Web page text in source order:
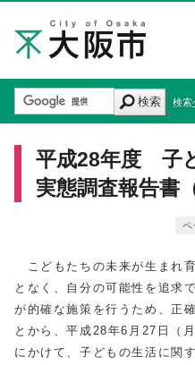
検索 検索
平成28年度 子
実態調査報告書
こどもたちの未来が生まれ
となく、自分の可能性を追求
が的確な施策を行うため、正
とから、平成28年6月27日（
にかけて、子どもの生活に関